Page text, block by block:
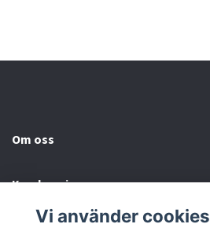
Om oss
Kundservice
Sociala medier
Vi använder cookies